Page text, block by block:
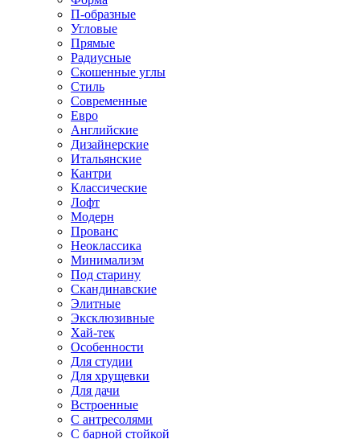
П-образные
Угловые
Прямые
Радиусные
Скошенные углы
Стиль
Современные
Евро
Английские
Дизайнерские
Итальянские
Кантри
Классические
Лофт
Модерн
Прованс
Неоклассика
Минимализм
Под старину
Скандинавские
Элитные
Эксклюзивные
Хай-тек
Особенности
Для студии
Для хрущевки
Для дачи
Встроенные
С антресолями
С барной стойкой